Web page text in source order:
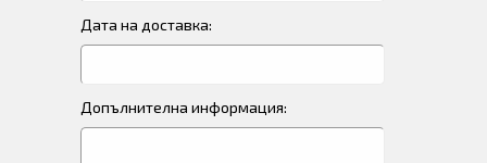
Дата на доставка:
Допълнителна информация: